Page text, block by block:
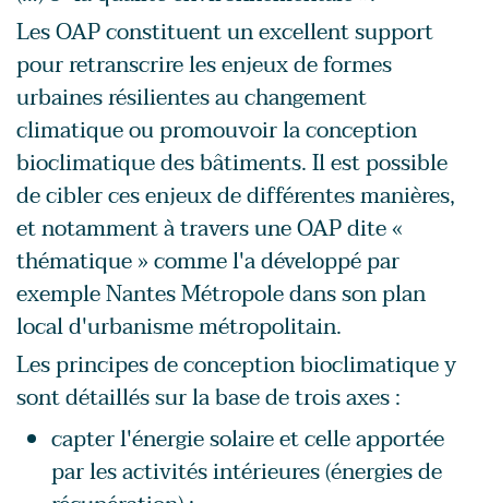
Les OAP constituent un excellent support
pour retranscrire les enjeux de formes
urbaines résilientes au changement
climatique ou promouvoir la conception
bioclimatique des bâtiments. Il est possible
de cibler ces enjeux de différentes manières,
et notamment à travers une OAP dite «
thématique » comme l'a développé par
exemple Nantes Métropole dans son plan
local d'urbanisme métropolitain.
Les principes de conception bioclimatique y
sont détaillés sur la base de trois axes :
capter l'énergie solaire et celle apportée
par les activités intérieures (énergies de